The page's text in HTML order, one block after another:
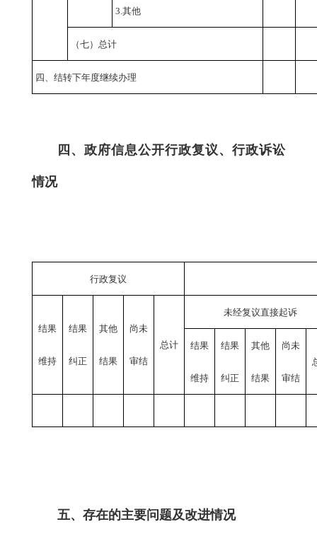
3.其他
（七）总计
四、结转下年度继续办理
四、政府信息公开行政复议、行政诉讼
情况
行政复议
结果
维持
结果
纠正
其他
结果
尚未
审结
总计
未经复议直接起诉
结果
维持
结果
纠正
其他
结果
尚未
审结
五、存在的主要问题及改进情况